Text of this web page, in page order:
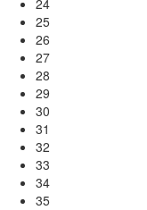
25
26
27
28
29
30
31
32
33
34
35